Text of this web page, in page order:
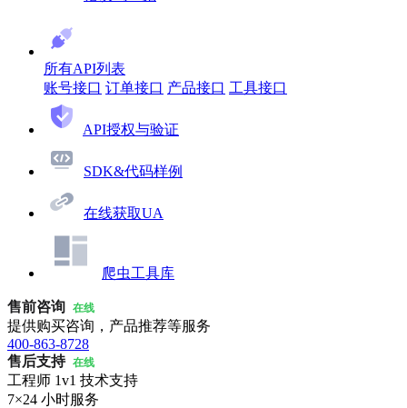
所有API列表
账号接口 订单接口 产品接口 工具接口
API授权与验证
SDK&代码样例
在线获取UA
爬虫工具库
售前咨询 在线
提供购买咨询，产品推荐等服务
400-863-8728
售后支持 在线
工程师 1v1 技术支持
7×24 小时服务